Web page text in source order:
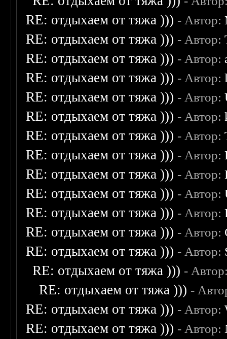
RE: отдыхаем от тяжа ))) - Автор:
RE: отдыхаем от тяжа ))) - Автор:
RE: отдыхаем от тяжа ))) - Автор:
RE: отдыхаем от тяжа ))) - Автор:
RE: отдыхаем от тяжа ))) - Автор:
RE: отдыхаем от тяжа ))) - Автор:
RE: отдыхаем от тяжа ))) - Автор:
RE: отдыхаем от тяжа ))) - Автор:
RE: отдыхаем от тяжа ))) - Автор:
RE: отдыхаем от тяжа ))) - Автор:
RE: отдыхаем от тяжа ))) - Автор:
RE: отдыхаем от тяжа ))) - Автор:
RE: отдыхаем от тяжа ))) - Автор:
RE: отдыхаем от тяжа ))) -
RE: отдыхаем от тяжа ))) -
RE: отдыхаем от тяжа ))) - Автор:
RE: отдыхаем от тяжа ))) - Автор: